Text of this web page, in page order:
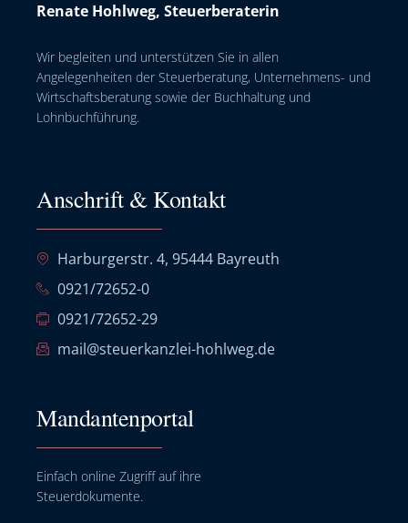
Renate Hohlweg, Steuerberaterin
Wir begleiten und unterstützen Sie in allen
Angelegenheiten der Steuerberatung, Unternehmens- und
Wirtschaftsberatung sowie der Buchhaltung und
Lohnbuchführung.
Anschrift & Kontakt
Harburgerstr. 4, 95444 Bayreuth
0921/72652-0
0921/72652-29
mail@steuerkanzlei-hohlweg.de
Mandantenportal
Einfach online Zugriff auf ihre
Steuerdokumente.